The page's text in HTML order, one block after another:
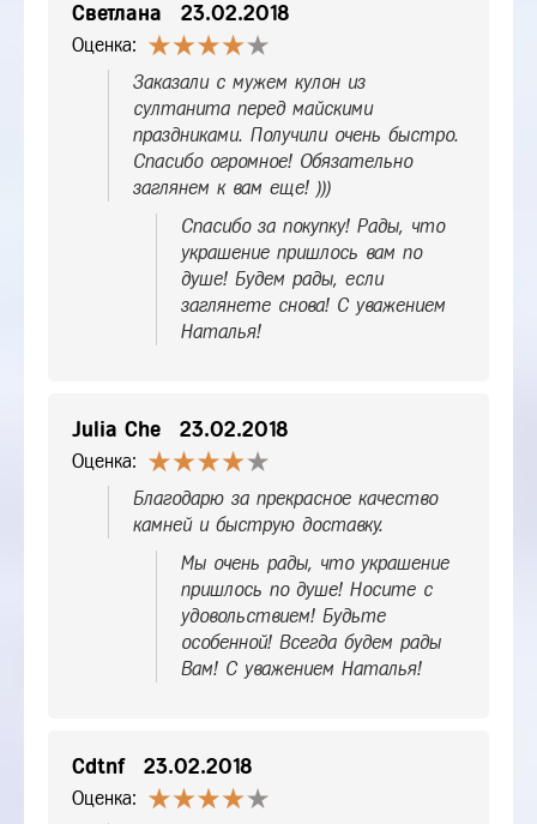
Светлана 23.02.2018
Оценка:
Заказали с мужем кулон из
султанита перед майскими
праздниками. Получили очень быстро.
Спасибо огромное! Обязательно
заглянем к вам еще! )))
Спасибо за покупку! Рады, что
украшение пришлось вам по
душе! Будем рады, если
заглянете снова! С уважением
Наталья!
Julia Che 23.02.2018
Оценка:
Благодарю за прекрасное качество
камней и быструю доставку.
Мы очень рады, что украшение
пришлось по душе! Носите с
удовольствием! Будьте
особенной! Всегда будем рады
Вам! С уважением Наталья!
Cdtnf 23.02.2018
Оценка: